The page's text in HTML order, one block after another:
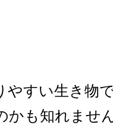
やすい生き物
かも知れませ